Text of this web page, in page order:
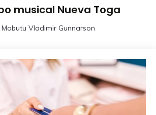
musical Nueva Toga
Mobutu Vladimir Gunnarson